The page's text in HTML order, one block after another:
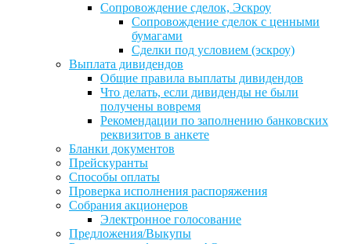
Сопровождение сделок, Эскроу
Сопровождение сделок с ценными
бумагами
Сделки под условием (эскроу)
Выплата дивидендов
Общие правила выплаты дивидендов
Что делать, если дивиденды не были
получены вовремя
Рекомендации по заполнению банковских
реквизитов в анкете
Бланки документов
Прейскуранты
Способы оплаты
Проверка исполнения распоряжения
Собрания акционеров
Электронное голосование
Предложения/Выкупы